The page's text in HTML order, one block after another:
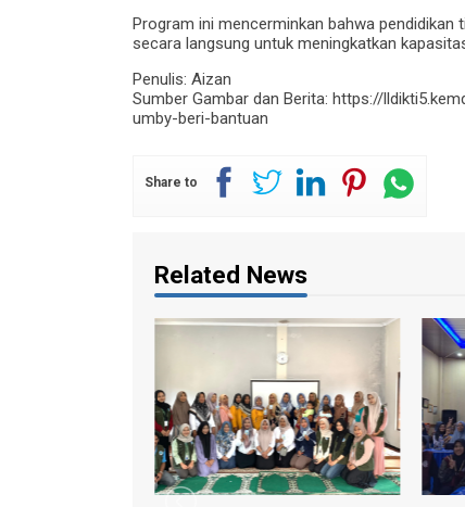
Program ini mencerminkan bahwa pendidikan
secara langsung untuk meningkatkan
Penulis: Aizan
Sumber Gambar dan Berita: https://
umby-beri-bantuan
Share to
Related News